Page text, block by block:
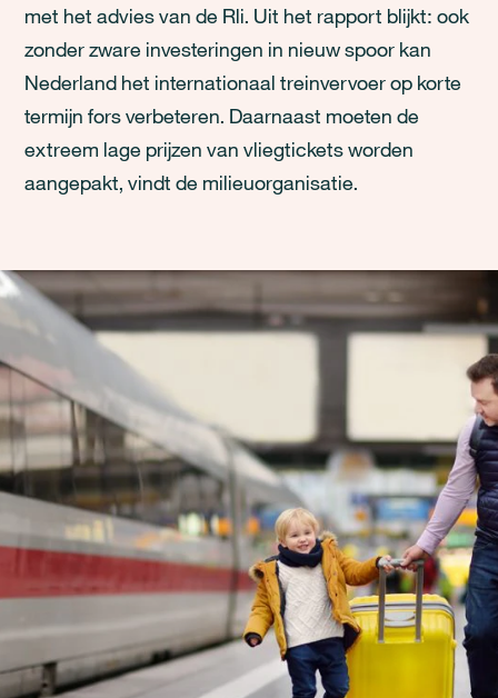
met het advies van de Rli. Uit het rapport blijkt: ook
zonder zware investeringen in nieuw spoor kan
Nederland het internationaal treinvervoer op korte
termijn fors verbeteren. Daarnaast moeten de
extreem lage prijzen van vliegtickets worden
aangepakt, vindt de milieuorganisatie.